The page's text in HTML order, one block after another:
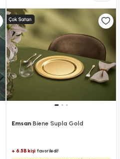
EmsanBiene Supla Gold
+ 6.5B kişifavoriledi!